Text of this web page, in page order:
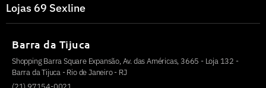
Lojas 69 Sexline
Barra da Tijuca
Shopping Barra Square Expansão, Av. das Américas, 3665 - Loja 132 -
Barra da Tijuca - Rio de Janeiro - RJ